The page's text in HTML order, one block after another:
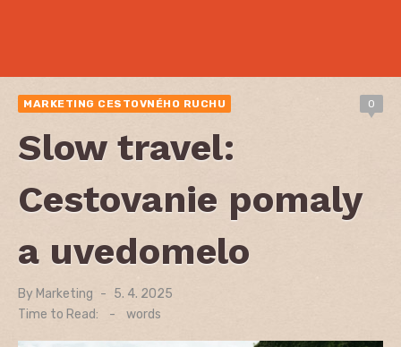
MARKETING CESTOVNÉHO RUCHU 0
Slow travel:
Cestovanie pomaly
a uvedomelo
By Marketing
Posted
on
5. 4. 2025
Time to Read:
- words